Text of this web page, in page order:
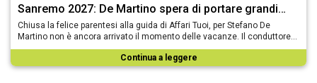
Sanremo 2027: De Martino spera di portare grandi…
Chiusa la felice parentesi alla guida di Affari Tuoi, per Stefano De
Martino non è ancora arrivato il momento delle vacanze. Il conduttore…
Continua a leggere